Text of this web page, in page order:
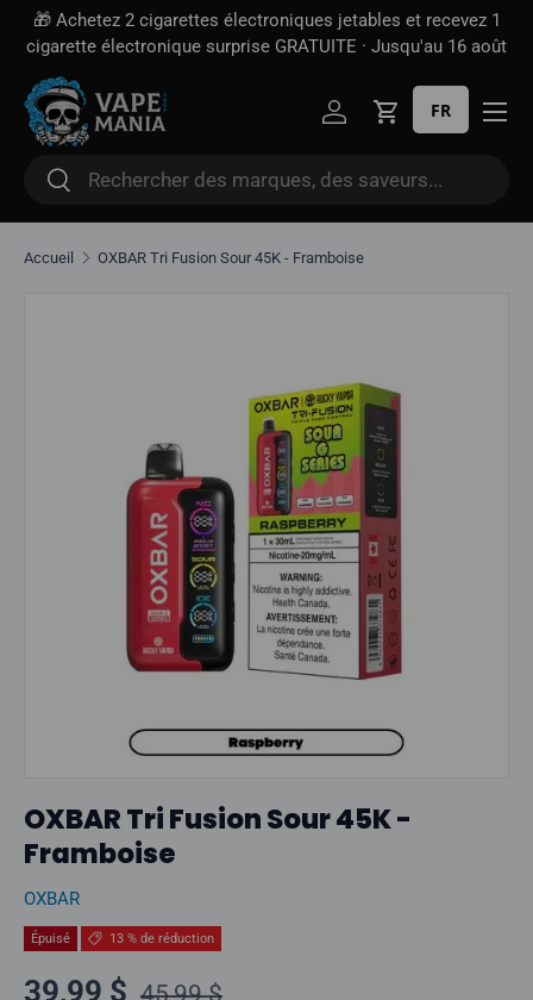
Aller directement au contenu
🎁 Achetez 2 cigarettes électroniques jetables et recevez 1
cigarette électronique surprise GRATUITE · Jusqu'au 16 août
Rechercher
Rechercher
Se connecter
Panier
FR
Accueil OXBAR Tri Fusion Sour 45K - Framboise
OXBAR Tri Fusion Sour 45K -
Framboise
OXBAR
Épuisé 13 % de réduction
Prix soldé
39,99 $ Prix normal
45,99 $